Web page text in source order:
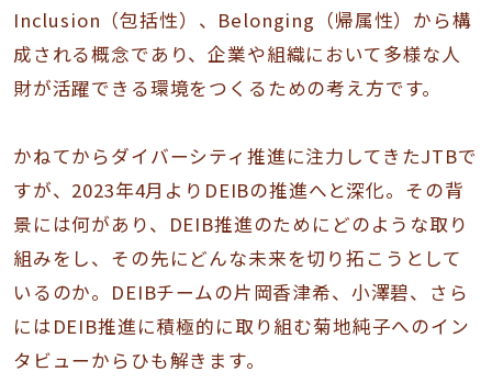
Inclusion（包括性）、Belonging（帰属性）から構
成される概念であり、企業や組織において多様な人
財が活躍できる環境をつくるための考え方です。
かねてからダイバーシティ推進に注力してきたJTBで
すが、2023年4月よりDEIBの推進へと深化。その背
景には何があり、DEIB推進のためにどのような取り
組みをし、その先にどんな未来を切り拓こうとして
いるのか。DEIBチームの片岡香津希、小澤碧、さら
にはDEIB推進に積極的に取り組む菊地純子へのイン
タビューからひも解きます。